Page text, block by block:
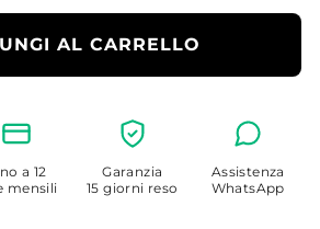
AL CARRELLO
a 12
mensili
Garanzia
15 giorni reso
Assistenza
WhatsApp